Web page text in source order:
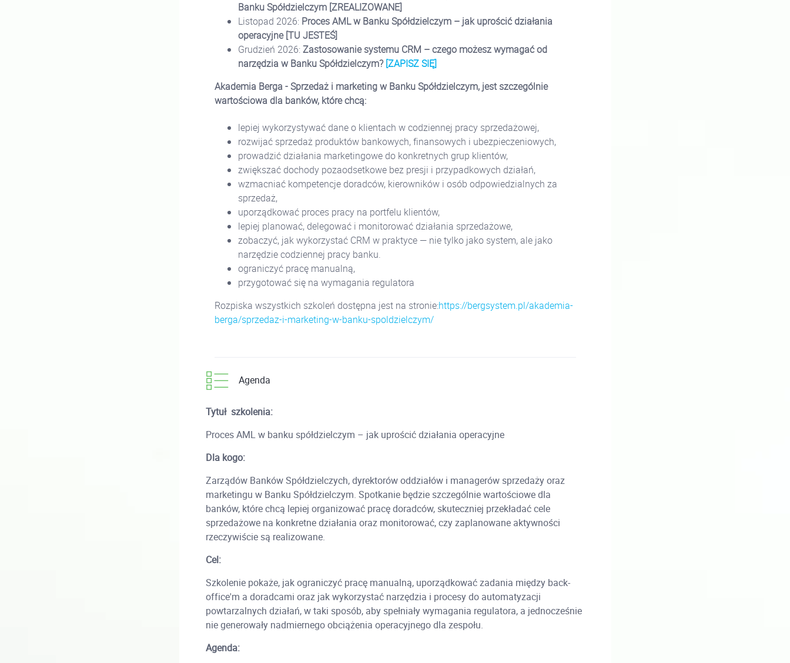
Banku Spółdzielczym [ZREALIZOWANE]
Listopad 2026: Proces AML w Banku Spółdzielczym – jak uprościć działania
operacyjne [TU JESTEŚ]
Grudzień 2026:Zastosowanie systemu CRM – czego możesz wymagać od
narzędzia w Banku Spółdzielczym? [ZAPISZ SIĘ]
Akademia Berga - Sprzedaż i marketing w Banku Spółdzielczym, jest szczególnie
wartościowa dla banków, które chcą:
lepiej wykorzystywać dane o klientach w codziennej pracy sprzedażowej,
rozwijać sprzedaż produktów bankowych, finansowych i ubezpieczeniowych,
prowadzić działania marketingowe do konkretnych grup klientów,
zwiększać dochody pozaodsetkowe bez presji i przypadkowych działań,
wzmacniać kompetencje doradców, kierowników i osób odpowiedzialnych za
sprzedaż,
uporządkować proces pracy na portfelu klientów,
lepiej planować, delegować i monitorować działania sprzedażowe,
zobaczyć, jak wykorzystać CRM w praktyce — nie tylko jako system, ale jako
narzędzie codziennej pracy banku.
ograniczyć pracę manualną,
przygotować się na wymagania regulatora
Rozpiska wszystkich szkoleń dostępna jest na stronie:https://bergsystem.pl/akademia-
berga/sprzedaz-i-marketing-w-banku-spoldzielczym/
Agenda
Tytuł szkolenia:
Proces AML w banku spółdzielczym – jak uprościć działania operacyjne
Dla kogo:
Zarządów Banków Spółdzielczych, dyrektorów oddziałów i managerów sprzedaży oraz
marketingu w Banku Spółdzielczym. Spotkanie będzie szczególnie wartościowe dla
banków, które chcą lepiej organizować pracę doradców, skuteczniej przekładać cele
sprzedażowe na konkretne działania oraz monitorować, czy zaplanowane aktywności
rzeczywiście są realizowane.
Cel:
Szkolenie pokaże, jak ograniczyć pracę manualną, uporządkować zadania między back-
office'm a doradcami oraz jak wykorzystać narzędzia i procesy do automatyzacji
powtarzalnych działań, w taki sposób, aby spełniały wymagania regulatora, a jednocześnie
nie generowały nadmiernego obciążenia operacyjnego dla zespołu.
Agenda: